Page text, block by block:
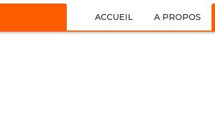
ACCUEIL A PROPOS